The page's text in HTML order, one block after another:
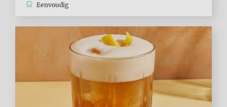
Eenvoudig